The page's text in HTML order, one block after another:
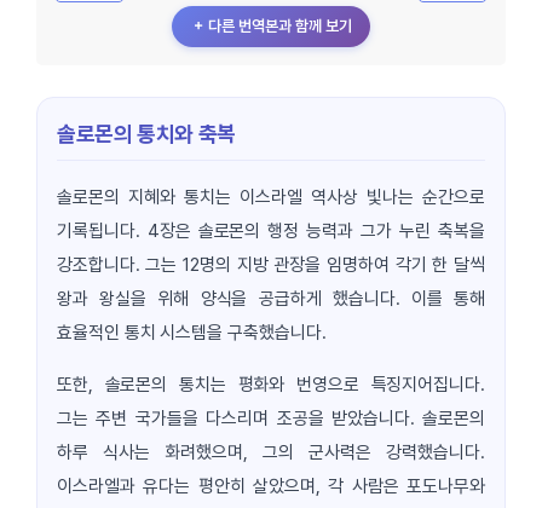
＋ 다른 번역본과 함께 보기
솔로몬의 통치와 축복
솔로몬의 지혜와 통치는 이스라엘 역사상 빛나는 순간으로
기록됩니다. 4장은 솔로몬의 행정 능력과 그가 누린 축복을
강조합니다. 그는 12명의 지방 관장을 임명하여 각기 한 달씩
왕과 왕실을 위해 양식을 공급하게 했습니다. 이를 통해
효율적인 통치 시스템을 구축했습니다.
또한, 솔로몬의 통치는 평화와 번영으로 특징지어집니다.
그는 주변 국가들을 다스리며 조공을 받았습니다. 솔로몬의
하루 식사는 화려했으며, 그의 군사력은 강력했습니다.
이스라엘과 유다는 평안히 살았으며, 각 사람은 포도나무와